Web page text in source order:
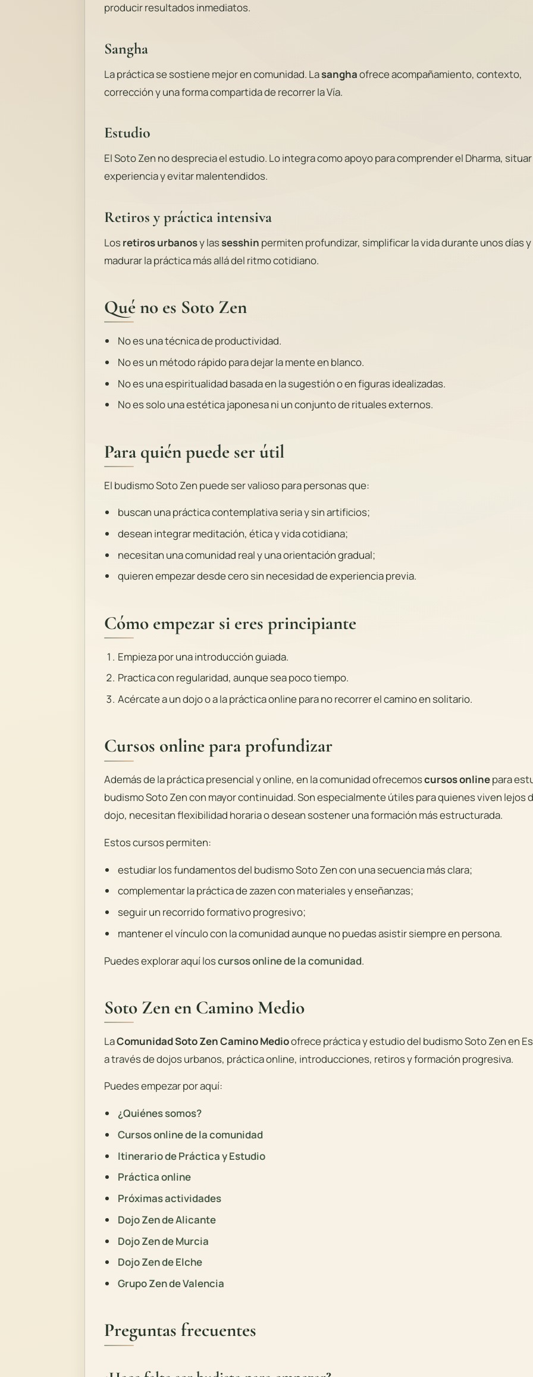
producir resultados inmediatos.
Sangha
La práctica se sostiene mejor en comunidad. Lasanghaofrece acompañamiento, contexto,
corrección y una forma compartida de recorrer la Vía.
Estudio
El Soto Zen no desprecia el estudio. Lo integra como apoyo para comprender el Dharma,
experiencia y evitar malentendidos.
Retiros y práctica intensiva
Losretiros urbanosy lassesshin permiten profundizar, simplificar la vida durante unos días y
madurar la práctica más allá del ritmo cotidiano.
Qué no es Soto Zen
No es una técnica de productividad.
No es un método rápido para dejar la mente en blanco.
No es una espiritualidad basada en la sugestión o en figuras idealizadas.
No es solo una estética japonesa ni un conjunto de rituales externos.
Para quién puede ser útil
El budismo Soto Zen puede ser valioso para personas que:
buscan una práctica contemplativa seria y sin artificios;
desean integrar meditación, ética y vida cotidiana;
necesitan una comunidad real y una orientación gradual;
quieren empezar desde cero sin necesidad de experiencia previa.
Cómo empezar si eres principiante
Empieza por una introducción guiada.
Practica con regularidad, aunque sea poco tiempo.
Acércate a un dojo o a la práctica online para no recorrer el camino en solitario.
Cursos online para profundizar
Además de la práctica presencial y online, en la comunidad ofrecemoscursos onlinepara
budismo Soto Zen con mayor continuidad. Son especialmente útiles para quienes viven lejos
dojo, necesitan flexibilidad horaria o desean sostener una formación más estructurada.
Estos cursos permiten:
estudiar los fundamentos del budismo Soto Zen con una secuencia más clara;
complementar la práctica de zazen con materiales y enseñanzas;
seguir un recorrido formativo progresivo;
mantener el vínculo con la comunidad aunque no puedas asistir siempre en persona.
Puedes explorar aquí loscursos online de la comunidad.
Soto Zen en Camino Medio
LaComunidad Soto Zen Camino Medioofrece práctica y estudio del budismo Soto Zen en
a través de dojos urbanos, práctica online, introducciones, retiros y formación progresiva.
Puedes empezar por aquí:
¿Quiénes somos?
Cursos online de la comunidad
Itinerario de Práctica y Estudio
Práctica online
Próximas actividades
Dojo Zen de Alicante
Dojo Zen de Murcia
Dojo Zen de Elche
Grupo Zen de Valencia
Preguntas frecuentes